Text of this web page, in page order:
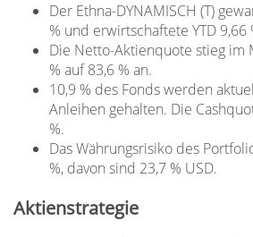
Der Ethna-DYNAMISCH (T)
% und erwirtschaftete YTD 9,66
Die Netto-Aktienquote stieg im
% auf 83,6 % an.
10,9 % des Fonds werden
Anleihen gehalten. Die
%.
Das Währungsrisiko des
%, davon sind 23,7 % USD.
Aktienstrategie